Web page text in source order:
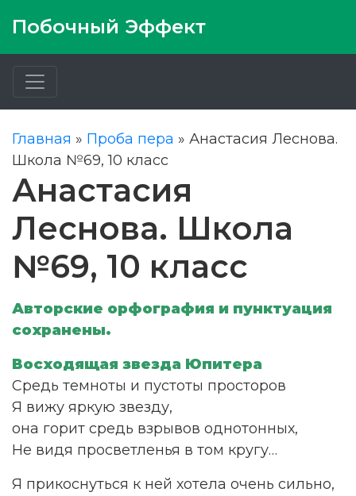
Побочный Эффект
Главная » Проба пера » Анастасия Леснова.
Школа №69, 10 класс
Анастасия
Леснова. Школа
№69, 10 класс
Авторские орфография и пунктуация
сохранены.
Восходящая звезда Юпитера
Средь темноты и пустоты просторов
Я вижу яркую звезду,
она горит средь взрывов однотонных,
Не видя просветленья в том кругу…
Я прикоснуться к ней хотела очень сильно,